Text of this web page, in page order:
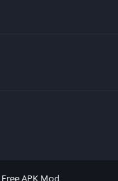
Free APK Mod